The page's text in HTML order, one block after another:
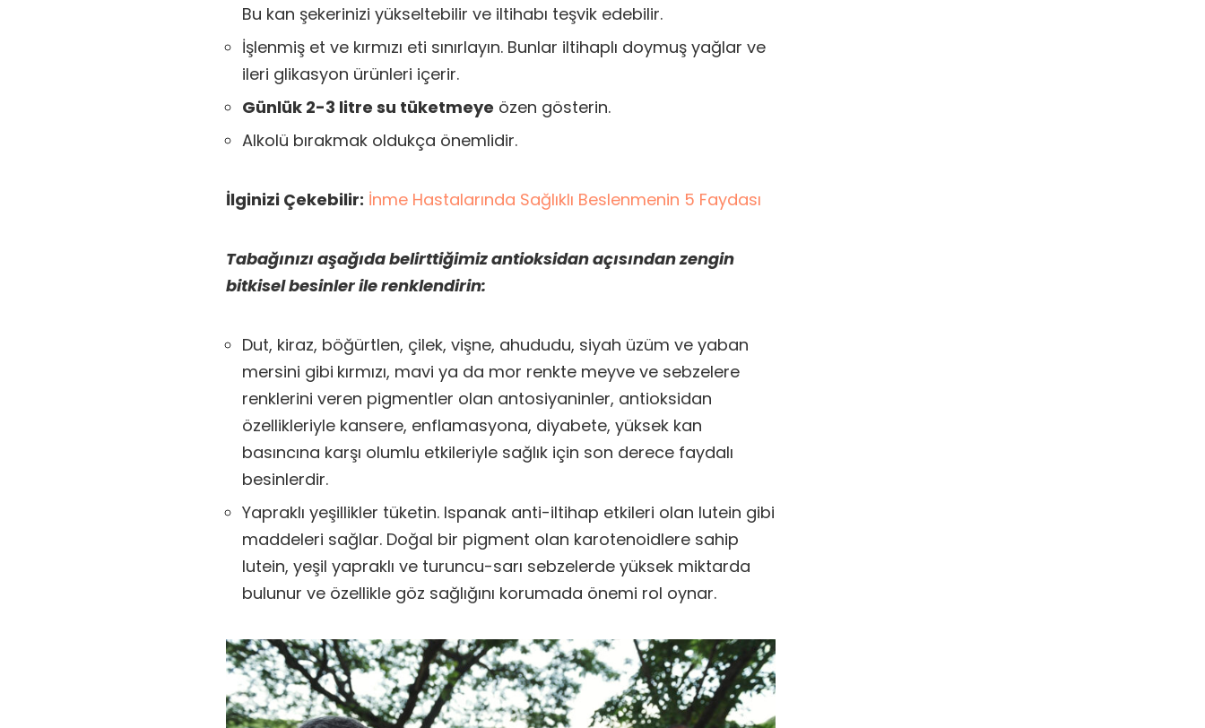
Bu kan şekerinizi yükseltebilir ve iltihabı teşvik edebilir.
İşlenmiş et ve kırmızı eti sınırlayın. Bunlar iltihaplı doymuş yağlar ve
ileri glikasyon ürünleri içerir.
Günlük 2-3 litre su tüketmeye özen gösterin.
Alkolü bırakmak oldukça önemlidir.
İlginizi Çekebilir: İnme Hastalarında Sağlıklı Beslenmenin 5 Faydası
Tabağınızı aşağıda belirttiğimiz antioksidan açısından zengin
bitkisel besinler ile renklendirin:
Dut, kiraz, böğürtlen, çilek, vişne, ahududu, siyah üzüm ve yaban
mersini gibi kırmızı, mavi ya da mor renkte meyve ve sebzelere
renklerini veren pigmentler olan antosiyaninler, antioksidan
özellikleriyle kansere, enflamasyona, diyabete, yüksek kan
basıncına karşı olumlu etkileriyle sağlık için son derece faydalı
besinlerdir.
Yapraklı yeşillikler tüketin. Ispanak anti-iltihap etkileri olan lutein gibi
maddeleri sağlar. Doğal bir pigment olan karotenoidlere sahip
lutein, yeşil yapraklı ve turuncu-sarı sebzelerde yüksek miktarda
bulunur ve özellikle göz sağlığını korumada önemi rol oynar.